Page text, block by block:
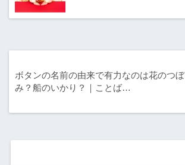
ボタンの名前の由来で有力なのは花のつぼ
み？船のいかり？｜ことば…